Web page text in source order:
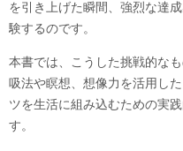
を引き上げた瞬間、強烈な達
験するのです。
本書では、こうした挑戦的な
吸法や瞑想、想像力を活用し
ツを生活に組み込むための実
す。